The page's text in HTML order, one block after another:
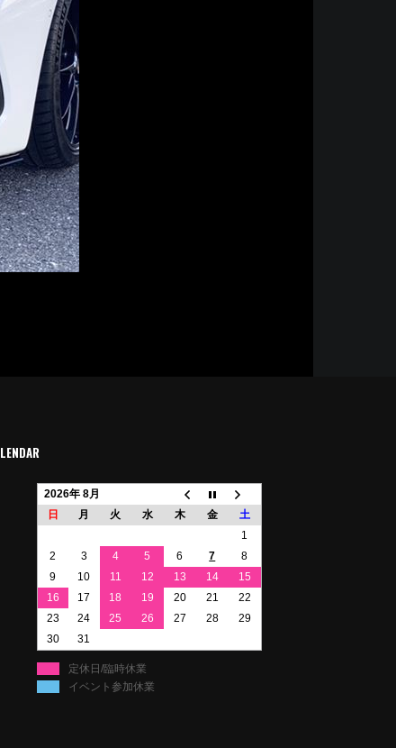
2026年 8月
日
月 火 水 木 金
土
1
2
3 4 5 6 7
8
9
10 11 12 13 14
15
16
17 18 19 20 21
22
23
24 25 26 27 28
29
30
31
定休日/臨時休業
イベント参加休業